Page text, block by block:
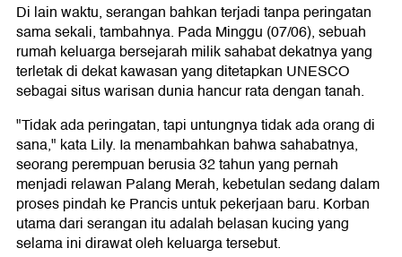
Di lain waktu, serangan bahkan terjadi tanpa peringatan
sama sekali, tambahnya. Pada Minggu (07/06), sebuah
rumah keluarga bersejarah milik sahabat dekatnya yang
terletak di dekat kawasan yang ditetapkan UNESCO
sebagai situs warisan dunia hancur rata dengan tanah.
"Tidak ada peringatan, tapi untungnya tidak ada orang di
sana," kata Lily. Ia menambahkan bahwa sahabatnya,
seorang perempuan berusia 32 tahun yang pernah
menjadi relawan Palang Merah, kebetulan sedang dalam
proses pindah ke Prancis untuk pekerjaan baru. Korban
utama dari serangan itu adalah belasan kucing yang
selama ini dirawat oleh keluarga tersebut.